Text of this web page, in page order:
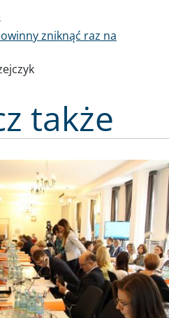
zniknąć raz na
także